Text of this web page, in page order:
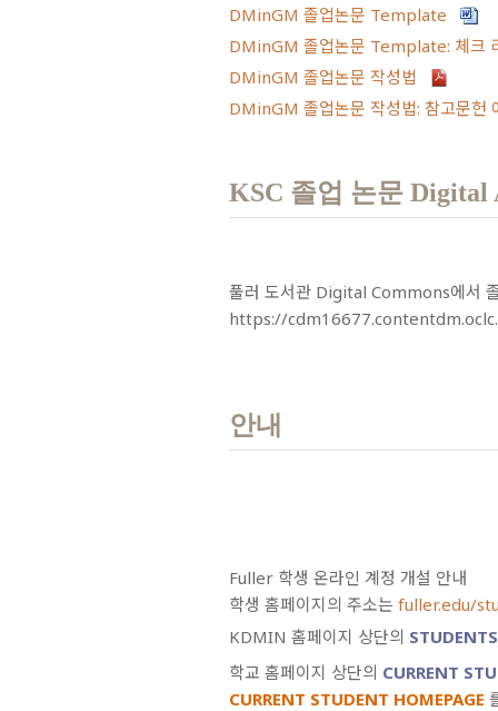
DMinGM 졸업논문 Template
DMinGM 졸업논문 Template: 체
DMinGM 졸업논문 작성법
DMinGM 졸업논문 작성법: 참고문
KSC 졸업 논문 Digital
풀러 도서관 Digital Commons에서
https://
안내
Fuller 학생 온라인 계정 개설 안내
학생 홈페이지의 주소는fuller.edu/
KDMIN 홈페이지 상단의 STUDENTS
학교 홈페이지 상단의 CURRENT
CURRENT STUDENT HOMEPAGE